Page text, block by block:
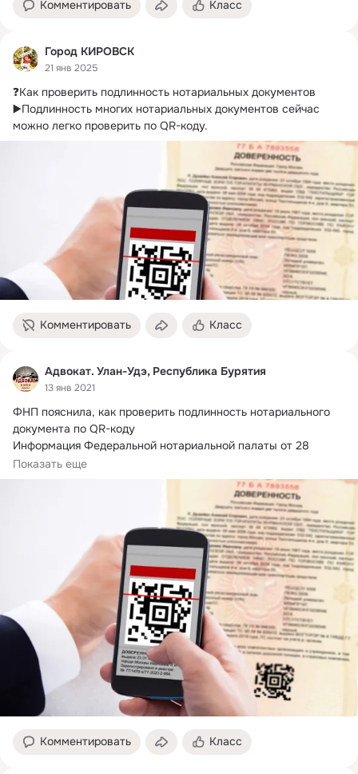
Комментировать Класс
Город КИРОВСК
21 янв 2025
❓Как проверить подлинность нотариальных документов
▶️Подлинность многих нотариальных документов сейчас
можно легко проверить по QR-коду.
Комментировать Класс
Адвокат. Улан-Удэ, Республика Бурятия
13 янв 2021
ФНП пояснила, как проверить подлинность нотариального
документа по QR-коду
Информация Федеральной нотариальной палаты от 28
декабря 2020 г.
Показать еще
Комментировать Класс